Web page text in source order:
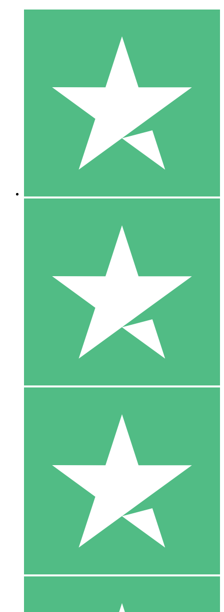
Individuella Kreditpaket
Betala per användning med nedladdningskrediter. Inget
1 Nedladdningar
10 00
10 Nedladdningar
20 00